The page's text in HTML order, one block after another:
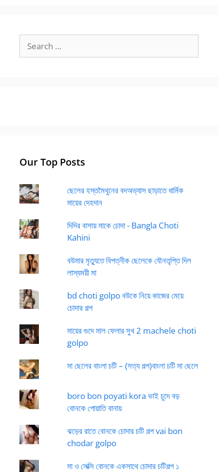
for:
Our Top Posts
ছেলের হস্তমৈথুনের বদঅভ্যাস ছাড়াতে ধার্মিক
মায়ের দেহদান
দিদির বাসায় মাকে চোদা - Bangla Choti
Kahini
বউমার মৃত্যুতে বিপত্নীক ছেলেকে যৌনতৃপ্তি দিল
লাস্যময়ী মা
bd choti golpo বউকে নিয়ে কাজের মেয়ে
চোদার গল্প
মায়ের গুদে মাল ফেলার সুখ 2 machele choti
golpo
মা ছেলের বাংলা চটি – (সত্য গল্প)বাংলা চটি মা ছেলে
boro bon poyati kora ভাই চুদে বড়
বোনকে পোয়াতি বানায়
ঝড়ের রাতে বোনকে চোদার চটি গল্প vai bon
chodar golpo
মা ও সেক্সি বোনকে একসাথে চোদার চটিগল্প ১